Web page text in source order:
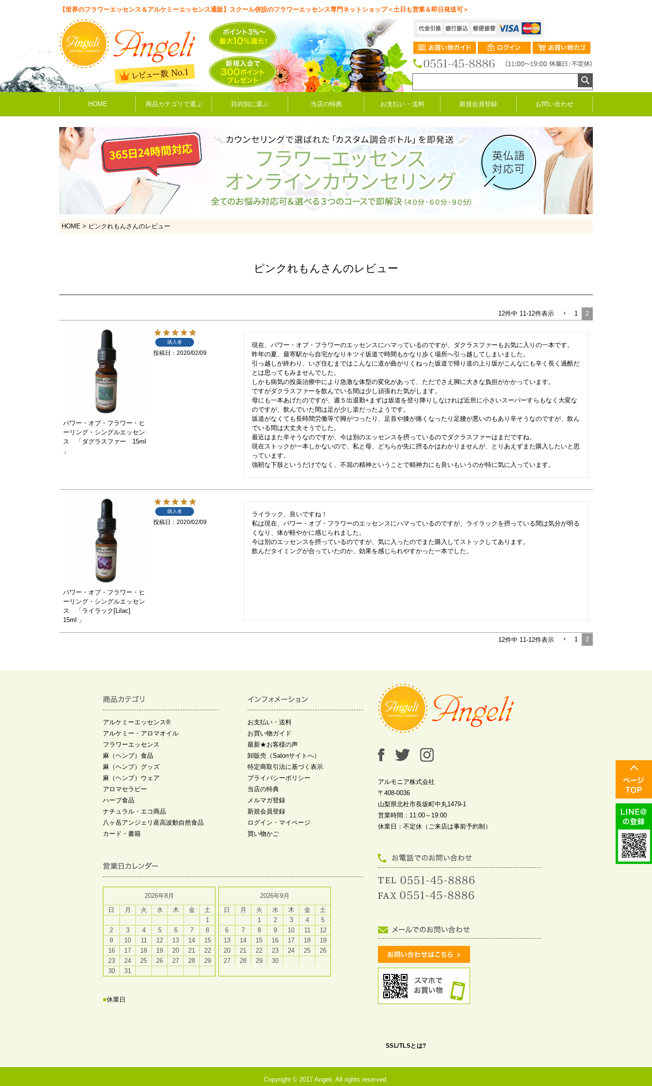
【世界のフラワーエッセンス＆アルケミーエッセンス通販】スクール併設のフラワーエッセンス専門ネットショップ＜土日も営業＆即日発送可＞
HOME 商品カテゴリで選ぶ 目的別に選ぶ 当店の特典 お支払い・送料 新規会員登録 お問い合わせ
HOME ピンクれもんさんのレビュー
ピンクれもんさんのレビュー
12件中 11 -12件表示 1 2
パワー・オブ・フラワー・ヒ
ーリング・シングルエッセン
ス 「ダグラスファー 15ml
」
購入者
投稿日 2020/02/09
現在、パワー・オブ・フラワーのエッセンスにハマっているのですが、ダクラスファーもお気に入りの一本です。
昨年の夏、最寄駅から自宅かなりキツイ坂道で時間もかなり歩く場所へ引っ越してしまいました。
引っ越しが終わり、いざ住むまではこんなに道が曲がりくねった坂道で帰り道の上り坂がこんなにも辛く長く過酷だ
とは思ってもみませんでした。
しかも病気の投薬治療中により急激な体型の変化があって、ただでさえ脚に大きな負担がかかっています。
ですがダクラスファーを飲んでいる間は少し頑張れた気がします。
母にも一本あげたのですが、週５出退勤+まずは坂道を登り降りしなければ近所に小さいスーパーすらもなく大変な
のですが、飲んでいた間は足が少し楽だったようです。
坂道がなくても長時間労働等で脚がつったり、足首や膝が痛くなったり足腰が悪いのもあり辛そうなのですが、飲ん
でいる間は大丈夫そうでした。
最近はまた辛そうなのですが、今は別のエッセンスを摂っているのでダクラスファーはまだですね。
現在ストックが一本しかないので、私と母、どちらが先に摂るかはわかりませんが、とりあえずまた購入したいと思
っています。
強靭な下肢というだけでなく、不屈の精神ということで精神力にも良いもいうのが特に気に入っています。
パワー・オブ・フラワー・ヒ
ーリング・シングルエッセン
ス 「ライラック[Lilac]
15ml 」
購入者
投稿日 2020/02/09
ライラック、良いですね！
私は現在、パワー・オブ・フラワーのエッセンスにハマっているのですが、ライラックを摂っている間は気分が明る
くなり、体が軽やかに感じられました。
今は別のエッセンスを摂っているのですが、気に入ったのでまた購入してストックしてあります。
飲んだタイミングが合っていたのか、効果を感じられやすかった一本でした。
12件中 11-12件表示 1 2
アルケミーエッセンス®
アルケミー・アロマオイル
フラワーエッセンス
麻（ヘンプ）食品
麻（ヘンプ）グッズ
麻（ヘンプ）ウェア
アロマセラピー
ハーブ食品
ナチュラル・エコ商品
八ヶ岳アンジェリ産高波動自然食品
カード・書籍
お支払い・送料
お買い物ガイド
最新★お客様の声
卸販売（Salonサイトへ）
特定商取引法に基づく表示
プライバシーポリシー
当店の特典
メルマガ登録
新規会員登録
ログイン・マイページ
買い物かご
2026年8月
日
月 火 水 木 金
土
1
2
3 4 5 6 7
8
9
10 11 12 13 14
15
16
17 18 19 20 21
22
23
24 25 26 27 28
29
30
31
2026年9月
日
月 火 水 木 金
土
1
2 3 4
5
6
7 8 9 10 11
12
13
14 15 16 17 18
19
20
21 22 23 24 25
26
27
28 29 30
■休業日
アルモニア株式会社
〒408-0036
山梨県北杜市長坂町中丸1479-1
営業時間：11:00～19:00
休業日：不定休（ご来店は事前予約制）
SSL/TLSとは?
Copyright © 2017 Angeli. All rights reserved.